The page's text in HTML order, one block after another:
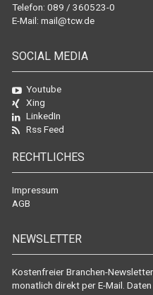
Telefon: 089 / 360523-0
E-Mail: mail@tcw.de
SOCIAL MEDIA
Youtube
Xing
LinkedIn
Rss Feed
RECHTLICHES
Impressum
AGB
NEWSLETTER
Kostenfreier Branchen-
monatlich direkt per E-Mail.